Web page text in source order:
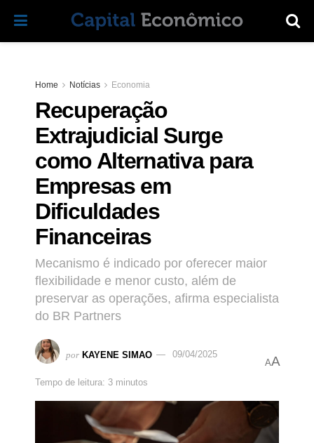
Home Notícias Economia
Recuperação
Extrajudicial Surge
como Alternativa para
Empresas em
Dificuldades
Financeiras
Mecanismo é indicado por oferecer maior
flexibilidade e menor custo, além de
preservar as operações, afirma especialista
do BR Partners
por KAYENE SIMAO 09/04/2025
Tempo de leitura: 3 minutos
AA